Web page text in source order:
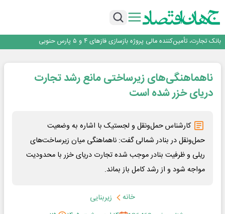
برگزاری آیین نکوداشت فعالان مواکب مرز شلمچه توسط شهرداری منطقه یک
منطقه‌ای
بانک تجارت، تأمین‌کننده مالی پروژه بازسازی فازهای ۴ و ۵ پارس حنوبی
برنده این رقابت داستان‌نویسی، انسان نبود!
برگزاری آیین نکوداشت فعالان مواکب مرز شلمچه توسط شهرداری منطقه یک
ایران، شریک راهبردی اتحادیه اقتصادی اوراسیا در مسیر توسعه تجارت و همگرایی
منطقه‌ای
ناهماهنگی‌های زیرساختی مانع رشد تجارت
دریای خزر شده است
کارشناس حمل‌ونقل و لجستیک با اشاره به وضعیت
حمل‌ونقل در بنادر شمالی گفت: ناهماهنگی میان زیرساخت‌های
ریلی و ظرفیت بنادر موجب شده تجارت دریای خزر با محدودیت
مواجه شود و از رشد کامل باز بماند.
خانه
زیربنایی